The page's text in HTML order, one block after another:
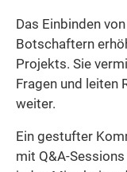
Das Einbinden
Botschaftern
Projekts. Sie
Fragen und leiten
weiter.
Ein gestufter
mit Q&A-